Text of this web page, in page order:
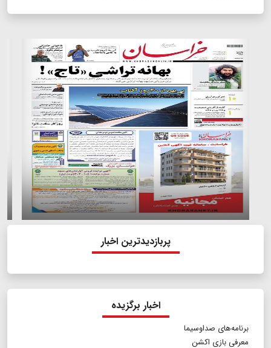
پربازدیدترین اخبار
اخبار برگزیده
برنامه‌های صداوسیما
معرفی بازی اکشن